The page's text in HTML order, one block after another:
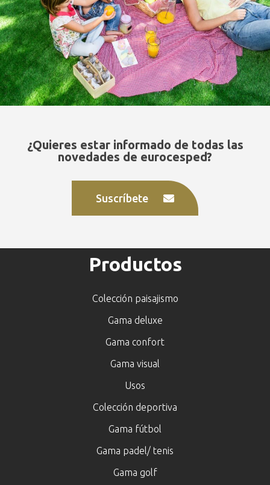
¿Quieres estar informado de todas las
novedades de eurocesped?
Suscríbete
Productos
Colección paisajismo
Gama deluxe
Gama confort
Gama visual
Usos
Colección deportiva
Gama fútbol
Gama padel/ tenis
Gama golf